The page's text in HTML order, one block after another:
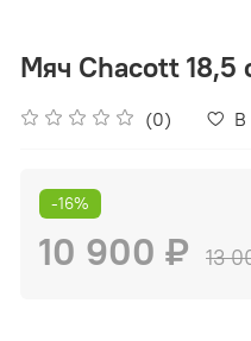
Мяч Chacott
(0) В
-16%
10 900 ₽ 13